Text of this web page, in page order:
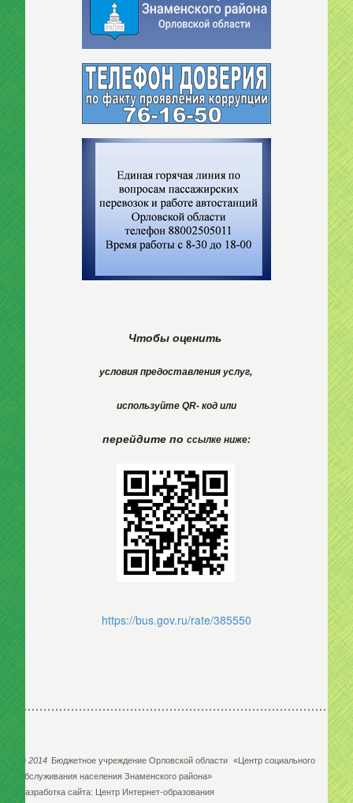
Чтобы оценить
условия предоставления услуг,
используйте QR- код или
перейдите по ссылке ниже:
https://bus.gov.ru/rate/385550
© 2014 Бюджетное учреждение Орловской области «Центр социального
обслуживания населения Знаменского района»
Разработка сайта:
Центр Интернет-образования